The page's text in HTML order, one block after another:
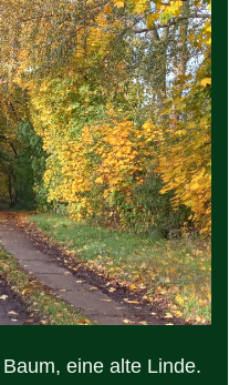
eine alte Linde.